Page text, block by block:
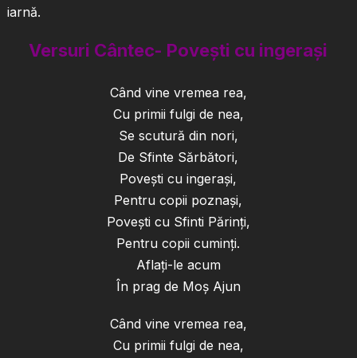
iarnă.
Versuri Cântec- Povești cu ingerași
Când vine vremea rea,
Cu primii fulgi de nea,
Se scutură din nori,
De Sfinte Sărbători,
Povești cu ingerași,
Pentru copii poznași,
Povești cu Sfinti Părinți,
Pentru copii cuminți.
Aflați-le acum
În prag de Moș Ajun
Când vine vremea rea,
Cu primii fulgi de nea,